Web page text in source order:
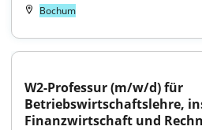
Bochum
W2-Professur (m/w/d) für
Betriebswirtschaftslehre,
Finanzwirtschaft und